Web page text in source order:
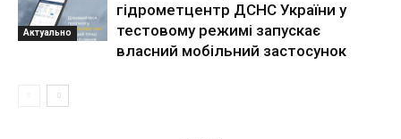
Актуально
гідрометцентр ДСНС України у
тестовому режимі запускає
власний мобільний застосунок